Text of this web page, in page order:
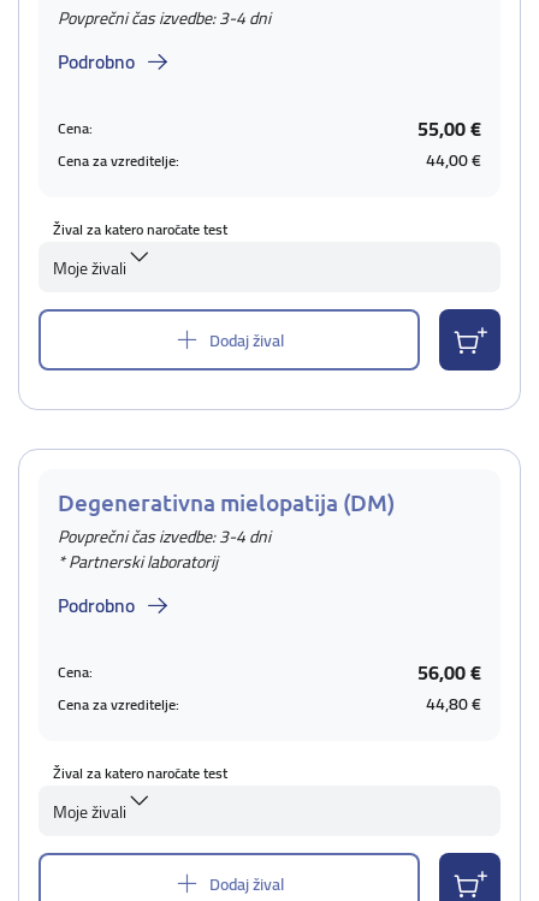
Povprečni čas izvedbe: 3-4 dni
Podrobno
Cena: 55,00 €
Cena za vzreditelje: 44,00 €
Žival za katero naročate test
Moje živali
Dodaj žival
Degenerativna mielopatija (DM)
Povprečni čas izvedbe: 3-4 dni
* Partnerski laboratorij
Podrobno
Cena: 56,00 €
Cena za vzreditelje: 44,80 €
Žival za katero naročate test
Moje živali
Dodaj žival